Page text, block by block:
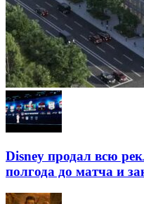
Disney продал всю
полгода до матча и